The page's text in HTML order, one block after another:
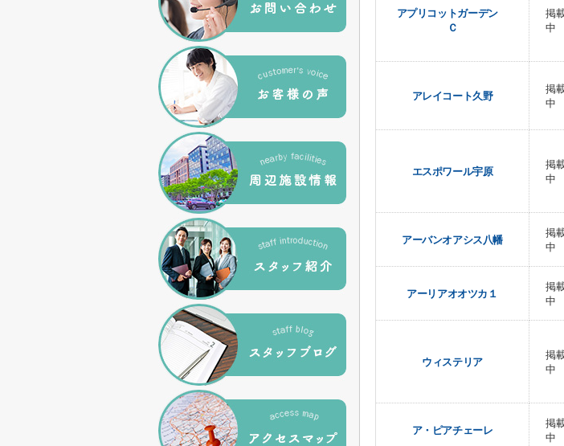
アプリコットガーデン
Ｃ
掲
中
アレイコート久野
掲
中
エスポワール宇原
掲
中
アーバンオアシス八幡
掲
中
アーリアオオツカ１
掲
中
ウィステリア
掲
中
ア・ピアチェーレ
掲
中